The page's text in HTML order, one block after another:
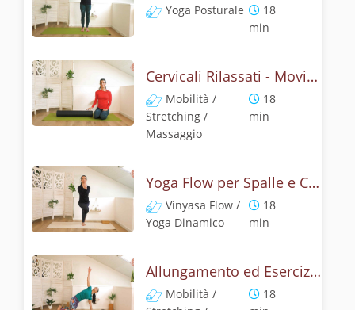
Yoga Posturale
18
min
Cervicali Rilassati - Movimento e Massaggio con il Foamroller
Mobilità /
Stretching /
Massaggio
18
min
Yoga Flow per Spalle e Cervicali - Yoga con Garudasana e Gomukasana
Vinyasa Flow /
Yoga Dinamico
18
min
Allungamento ed Esercizi per Collo e Spalle
Mobilità /
18